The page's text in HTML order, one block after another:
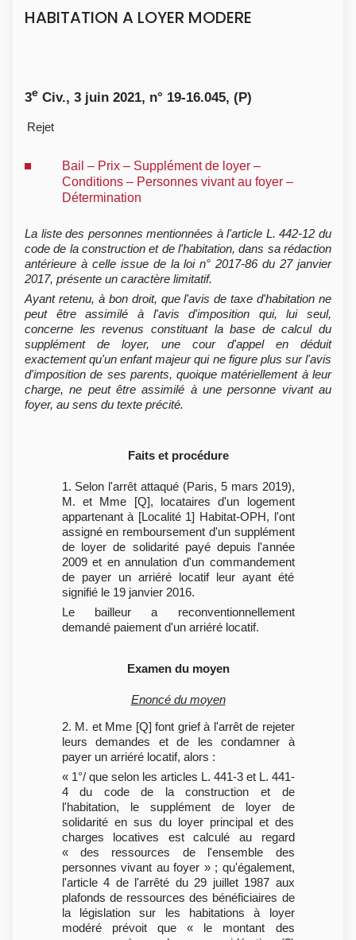
HABITATION A LOYER MODERE
3e Civ., 3 juin 2021, n° 19-16.045, (P)
Rejet
Bail – Prix – Supplément de loyer –
Conditions – Personnes vivant au foyer –
Détermination
La liste des personnes mentionnées à l'article L. 442-12 du
code de la construction et de l'habitation, dans sa rédaction
antérieure à celle issue de la loi n° 2017-86 du 27 janvier
2017, présente un caractère limitatif.
Ayant retenu, à bon droit, que l'avis de taxe d'habitation ne
peut être assimilé à l'avis d'imposition qui, lui seul,
concerne les revenus constituant la base de calcul du
supplément de loyer, une cour d'appel en déduit
exactement qu'un enfant majeur qui ne figure plus sur l'avis
d'imposition de ses parents, quoique matériellement à leur
charge, ne peut être assimilé à une personne vivant au
foyer, au sens du texte précité.
Faits et procédure
1. Selon l'arrêt attaqué (Paris, 5 mars 2019),
M. et Mme [Q], locataires d'un logement
appartenant à [Localité 1] Habitat-OPH, l'ont
assigné en remboursement d'un supplément
de loyer de solidarité payé depuis l'année
2009 et en annulation d'un commandement
de payer un arriéré locatif leur ayant été
signifié le 19 janvier 2016.
Le bailleur a reconventionnellement
demandé paiement d'un arriéré locatif.
Examen du moyen
Enoncé du moyen
2. M. et Mme [Q] font grief à l'arrêt de rejeter
leurs demandes et de les condamner à
payer un arriéré locatif, alors :
« 1°/ que selon les articles L. 441-3 et L. 441-
4 du code de la construction et de
l'habitation, le supplément de loyer de
solidarité en sus du loyer principal et des
charges locatives est calculé au regard
« des ressources de l'ensemble des
personnes vivant au foyer » ; qu'également,
l'article 4 de l'arrêté du 29 juillet 1987 aux
plafonds de ressources des bénéficiaires de
la législation sur les habitations à loyer
modéré prévoit que « le montant des